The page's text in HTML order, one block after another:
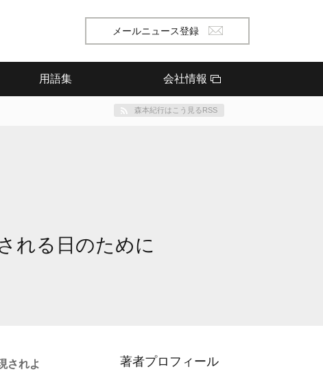
メールニュース登録
用語集 会社情報
森本紀行はこう見るRSS
れる日のために
されよ
著者プロフィール